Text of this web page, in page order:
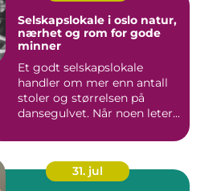
Selskapslokale i oslo natur,
nærhet og rom for gode
minner
Et godt selskapslokale
handler om mer enn antall
stoler og størrelsen på
dansegulvet. Når noen leter...
31. jul